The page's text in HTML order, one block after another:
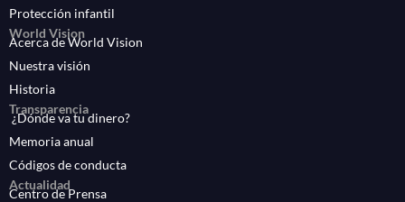
Protección infantil
World Vision
Acerca de World Vision
Nuestra visión
Historia
Transparencia
¿Dónde va tu dinero?
Memoria anual
Códigos de conducta
Actualidad
Centro de Prensa